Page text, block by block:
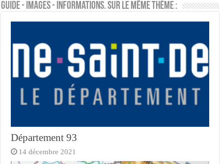
Guide - Images - Informations. Sur le même thème :
Département 93
14 décembre 2021